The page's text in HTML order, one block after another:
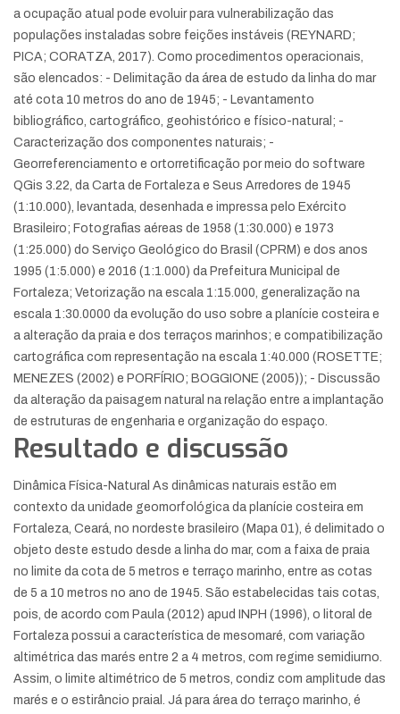
a ocupação atual pode evoluir para vulnerabilização das
populações instaladas sobre feições instáveis (REYNARD;
PICA; CORATZA, 2017). Como procedimentos operacionais,
são elencados: - Delimitação da área de estudo da linha do mar
até cota 10 metros do ano de 1945; - Levantamento
bibliográfico, cartográfico, geohistórico e físico-natural; -
Caracterização dos componentes naturais; -
Georreferenciamento e ortorretificação por meio do software
QGis 3.22, da Carta de Fortaleza e Seus Arredores de 1945
(1:10.000), levantada, desenhada e impressa pelo Exército
Brasileiro; Fotografias aéreas de 1958 (1:30.000) e 1973
(1:25.000) do Serviço Geológico do Brasil (CPRM) e dos anos
1995 (1:5.000) e 2016 (1:1.000) da Prefeitura Municipal de
Fortaleza; Vetorização na escala 1:15.000, generalização na
escala 1:30.0000 da evolução do uso sobre a planície costeira e
a alteração da praia e dos terraços marinhos; e compatibilização
cartográfica com representação na escala 1:40.000 (ROSETTE;
MENEZES (2002) e PORFÍRIO; BOGGIONE (2005)); - Discussão
da alteração da paisagem natural na relação entre a implantação
de estruturas de engenharia e organização do espaço.
Resultado e discussão
Dinâmica Física-Natural As dinâmicas naturais estão em
contexto da unidade geomorfológica da planície costeira em
Fortaleza, Ceará, no nordeste brasileiro (Mapa 01), é delimitado o
objeto deste estudo desde a linha do mar, com a faixa de praia
no limite da cota de 5 metros e terraço marinho, entre as cotas
de 5 a 10 metros no ano de 1945. São estabelecidas tais cotas,
pois, de acordo com Paula (2012) apud INPH (1996), o litoral de
Fortaleza possui a característica de mesomaré, com variação
altimétrica das marés entre 2 a 4 metros, com regime semidiurno.
Assim, o limite altimétrico de 5 metros, condiz com amplitude das
marés e o estirâncio praial. Já para área do terraço marinho, é